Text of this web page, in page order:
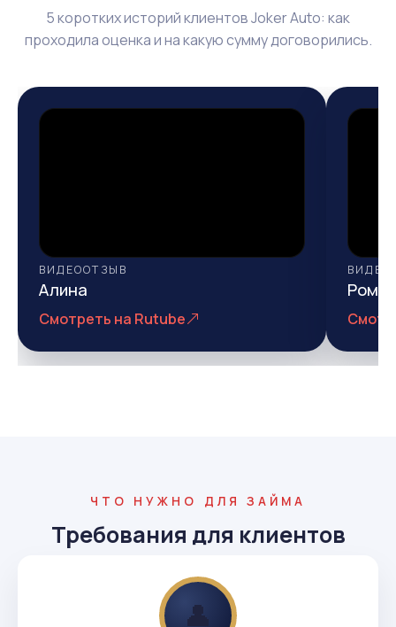
5 коротких историй клиентов Joker Auto: как
проходила оценка и на какую сумму договорились.
ВИДЕООТЗЫВ
Алина
Смотреть на Rutube
ЧТО НУЖНО ДЛЯ ЗАЙМА
Требования для клиентов
👤